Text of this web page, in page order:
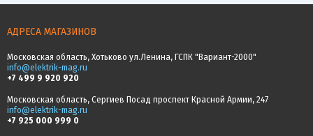
АДРЕСА МАГАЗИНОВ
Московская область, Хотьково ул.Ленина, ГСПК "Вариант-2000"
info@elektrik-mag.ru
+7 499 9 920 920
Московская область, Сергиев Посад проспект Красной Армии, 247
info@elektrik-mag.ru
+7 925 000 999 0